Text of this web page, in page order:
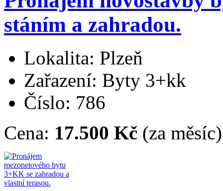
stáním a zahradou.
Lokalita: Plzeň
Zařazení: Byty 3+kk
Číslo: 786
Cena: 17.500 Kč (za měsíc)